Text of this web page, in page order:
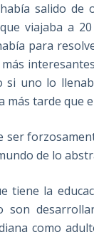
salido de
viajaba a
para
si uno lo
tarde que
ser
de lo
tiene la
son
como